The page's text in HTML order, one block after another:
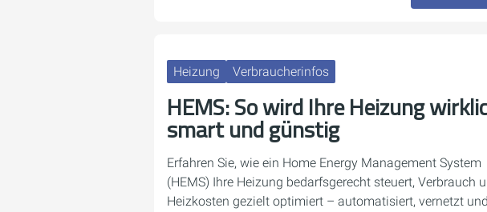
Heizung Verbraucherinfos
HEMS: So wird Ihre Heizung
smart und günstig
Erfahren Sie, wie ein Home Energy Management System
(HEMS) Ihre Heizung bedarfsgerecht steuert, Verbrauch
Heizkosten gezielt optimiert – automatisiert, vernetzt